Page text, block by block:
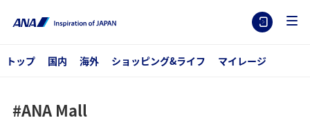
トップ 国内 海外 ショッピング&ライフ マイレージ
#ANA Mall